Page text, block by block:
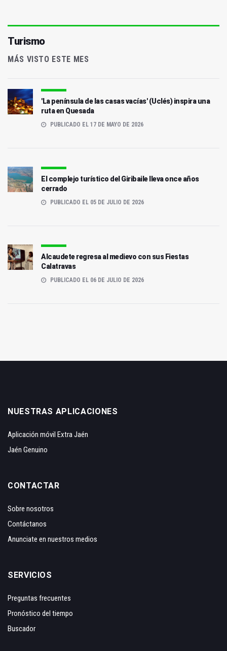
Turismo
MÁS VISTO ESTE MES
'La península de las casas vacías' (Uclés) inspira una
ruta en Quesada
PUBLICADO EL 17 DE MAYO DE 2026
El complejo turístico del Giribaile lleva once años
cerrado
PUBLICADO EL 05 DE JULIO DE 2026
Alcaudete regresa al medievo con sus Fiestas
Calatravas
PUBLICADO EL 06 DE JULIO DE 2026
NUESTRAS APLICACIONES
Aplicación móvil Extra Jaén
Jaén Genuino
CONTACTAR
Sobre nosotros
Contáctanos
Anunciate en nuestros medios
SERVICIOS
Preguntas frecuentes
Pronóstico del tiempo
Buscador